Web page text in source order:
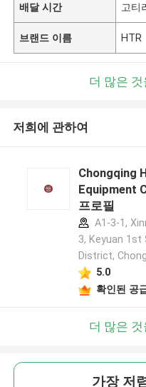
배달 시간 고티
브랜드 이름 HTR
더 많은
저희에 관하여
Chongqing
Equipment
프로필
A1-3-1,
3, Keyuan
District,
5.0
확인된 공
더 많은
가장 저